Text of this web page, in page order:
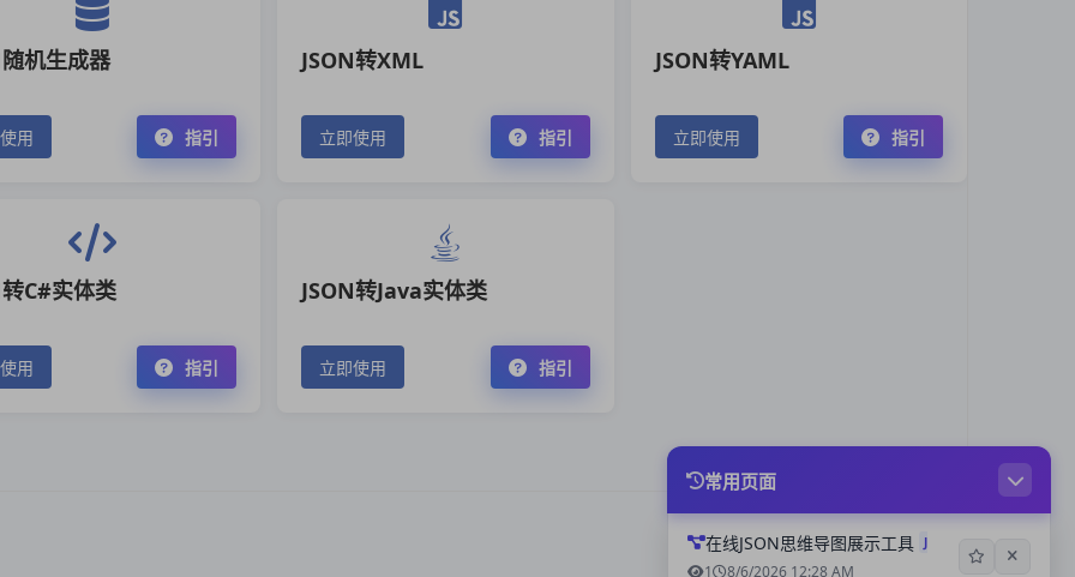
机生成器
用 指引
JSON转XML
立即使用 指引
JSON转YAML
立即使用 指引
C#实体类
用 指引
JSON转Java实体类
立即使用 指引
常用页面
在线JSON思维导图展示工具 Jsonmind
1 8/6/2026 12:28 AM